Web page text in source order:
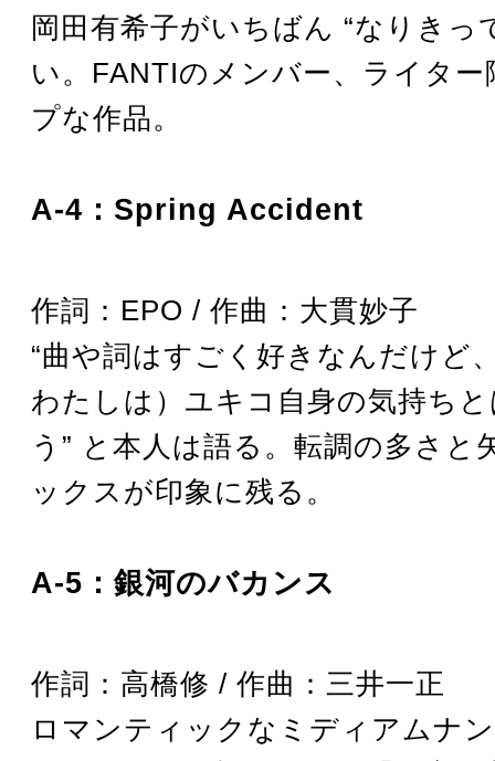
岡田有希子がいちばん “なりきっ
い。FANTIのメンバー、ライタ
プな作品。
A-4：Spring Accident
作詞：EPO / 作曲：大貫妙子
“曲や詞はすごく好きなんだけど
わたしは）ユキコ自身の気持ち
う” と本人は語る。転調の多さと
ックスが印象に残る。
A-5：銀河のバカンス
作詞：高橋修 / 作曲：三井一正
ロマンティックなミディアムナ